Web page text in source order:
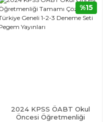
2024 KPSS ÖABT Okul
Öncesi Öğretmenliği
%15